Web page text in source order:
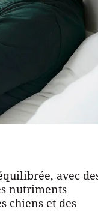
avec
nutriments
chiens et des